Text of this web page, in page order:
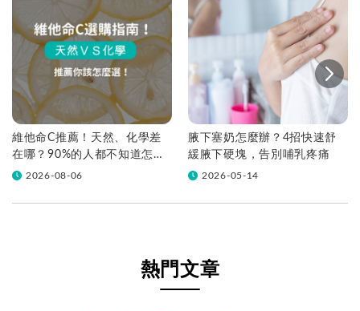
維他命C推薦！天然、化學差
在哪？90%的人都不知道怎麼
挑！帶你一次看
2026-08-06
腋下塞奶怎麼辦？4招快速舒
緩腋下硬塊，告別哺乳疼痛
2026-05-14
熱門文章